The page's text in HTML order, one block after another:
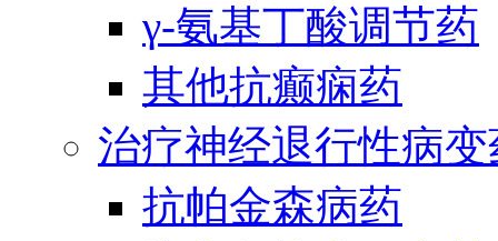
γ-氨基丁酸调节药
其他抗癫痫药
治疗神经退行性病
抗帕金森病药